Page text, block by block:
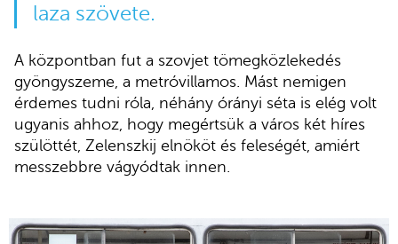
laza szövete.
A központban fut a szovjet tömegközlekedés
gyöngyszeme, a metróvillamos. Mást nemigen
érdemes tudni róla, néhány órányi séta is elég volt
ugyanis ahhoz, hogy megértsük a város két híres
szülöttét, Zelenszkij elnököt és feleségét, amiért
messzebbre vágyódtak innen.